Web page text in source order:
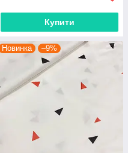
Купити
Новинка –9%